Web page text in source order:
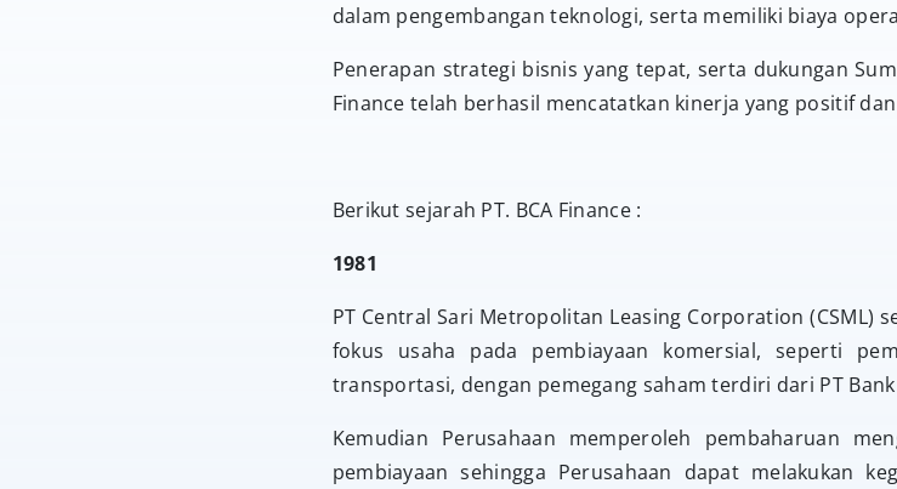
dalam pengembangan teknologi, serta memiliki biaya
Penerapan strategi bisnis yang tepat, serta dukungan
Finance telah berhasil mencatatkan kinerja yang positif
Berikut sejarah PT. BCA Finance :
1981
PT Central Sari Metropolitan Leasing Corporation (CSML)
fokus usaha pada pembiayaan komersial, seperti
transportasi, dengan pemegang saham terdiri dari PT
Kemudian Perusahaan memperoleh pembaharuan
pembiayaan sehingga Perusahaan dapat melakukan